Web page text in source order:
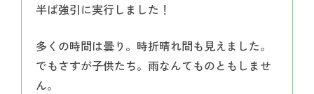
半ば強引に実行しました！
多くの時間は曇り。時折晴れ間も見えました。
でもさすが子供たち。雨なんてものともしませ
ん。